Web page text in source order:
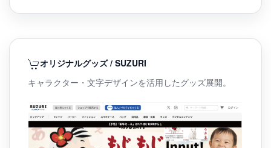
オリジナルグッズ / SUZURI
キャラクター・文字デザインを活用したグッズ展開。